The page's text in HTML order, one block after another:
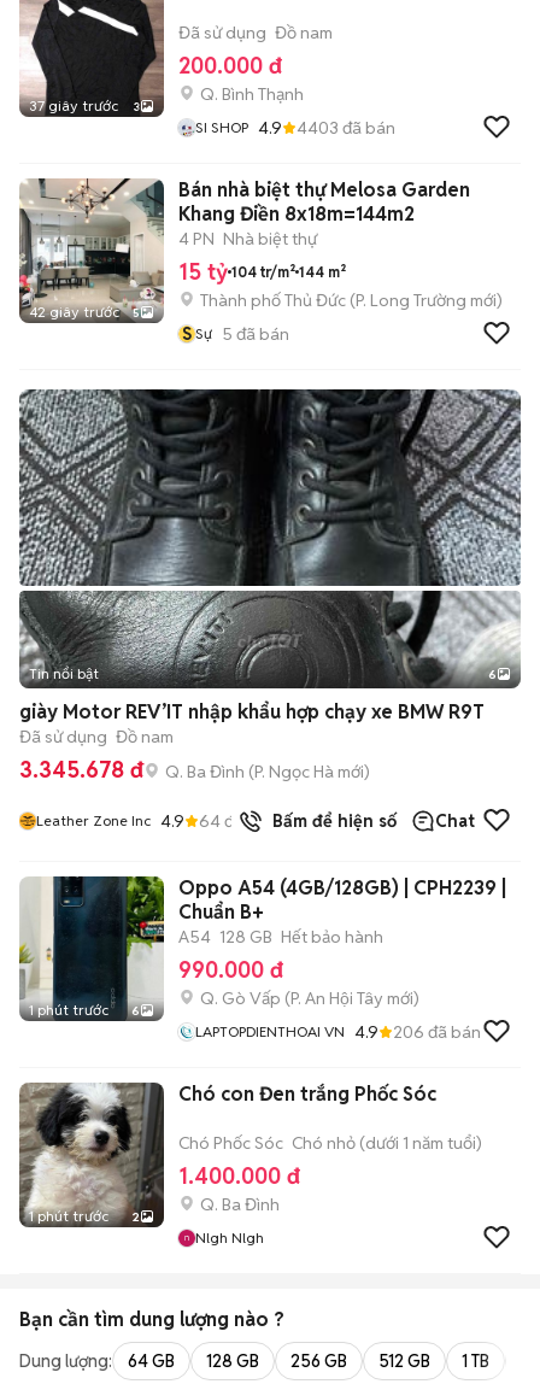
37 giây trước 3
Đã sử dụng Đồ nam
200.000 đ
Q. Bình Thạnh
SI SHOP 4.9 4403 đã bán
42 giây trước 5
Bán nhà biệt thự Melosa Garden
Khang Điền 8x18m=144m2
4 PN Nhà biệt thự
15 tỷ 104 tr/m² 144 m²
Thành phố Thủ Đức (P. Long Trường mới)
S Sự 5 đã bán
+2
Tin nổi bật 6
giày Motor REV’IT nhập khẩu hợp chạy xe BMW R9T
Đã sử dụng Đồ nam
3.345.678 đ Q. Ba Đình (P. Ngọc Hà mới)
Leather Zone Inc 4.9 64đã bánBấm để hiện số Chat
1 phút trước 6
Oppo A54 (4GB/128GB) | CPH2239 |
Chuẩn B+
A54 128 GB Hết bảo hành
990.000 đ
Q. Gò Vấp (P. An Hội Tây mới)
LAPTOPDIENTHOAI VN 4.9 206 đã bán
1 phút trước 2
Chó con Đen trắng Phốc Sóc
Chó Phốc Sóc Chó nhỏ (dưới 1 năm tuổi)
1.400.000 đ
Q. Ba Đình
Nlgh Nlgh
Bạn cần tìm dung lượng nào ?
Dung lượng: 64 GB 128 GB 256 GB 512 GB 1 TB